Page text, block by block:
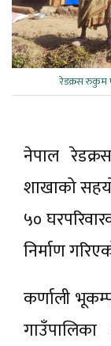
रेडक्रस रुकुम
नेपाल
शाखाको
५०
निर्माण
कर्णाली